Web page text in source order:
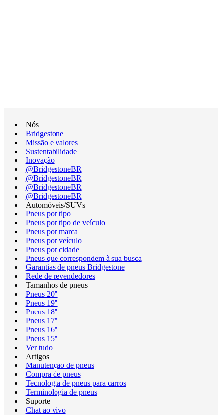
Nós
Bridgestone
Missão e valores
Sustentabilidade
Inovação
@BridgestoneBR
@BridgestoneBR
@BridgestoneBR
@BridgestoneBR
Automóveis/SUVs
Pneus por tipo
Pneus por tipo de veículo
Pneus por marca
Pneus por veículo
Pneus por cidade
Pneus que correspondem à sua busca
Garantias de pneus Bridgestone
Rede de revendedores
Tamanhos de pneus
Pneus 20"
Pneus 19"
Pneus 18"
Pneus 17"
Pneus 16"
Pneus 15"
Ver tudo
Artigos
Manutenção de pneus
Compra de pneus
Tecnologia de pneus para carros
Terminologia de pneus
Suporte
Chat ao vivo